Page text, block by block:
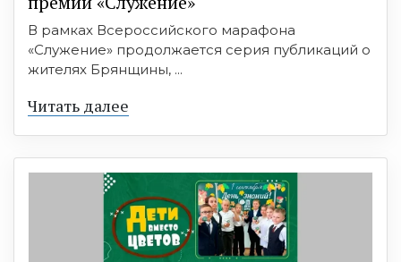
В рамках Всероссийского марафона
«Служение» продолжается серия публикаций о
жителях Брянщины, ...
Читать далее